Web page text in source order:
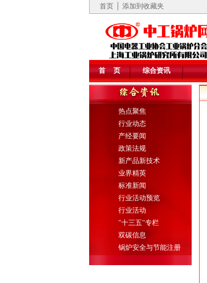
首页 │ 添加到收藏夹
首 页 综合资讯
热点聚焦
行业动态
产经要闻
政策法规
新产品新技术
业界精英
标准新闻
行业活动预览
行业活动
"十三五"专栏
双碳信息
锅炉安全与节能注册